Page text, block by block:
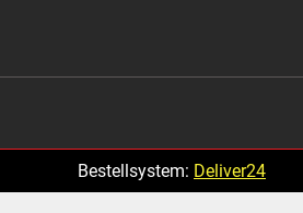
Bestellsystem: Deliver24